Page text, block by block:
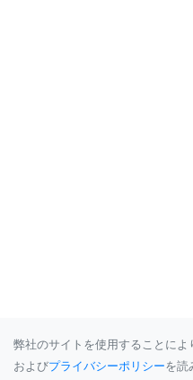
弊社のサイトを使用することによ
およびプライバシーポリシーを読